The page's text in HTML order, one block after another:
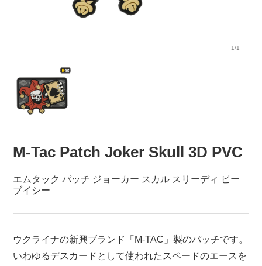
1/1
M-Tac Patch Joker Skull 3D PVC
エムタック パッチ ジョーカー スカル スリーディ ピー
ブイシー
ウクライナの新興ブランド「M-TAC」製のパッチです。
いわゆるデスカードとして使われたスペードのエースを